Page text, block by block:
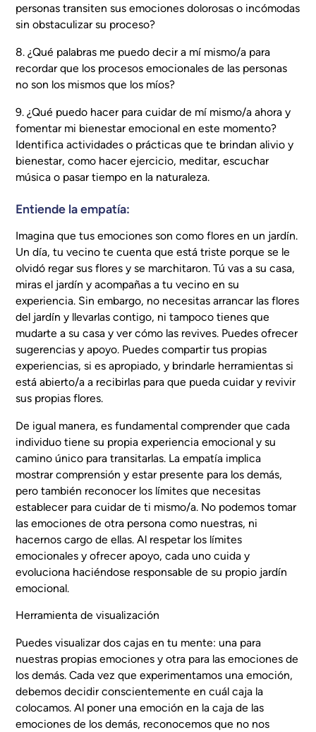
personas transiten sus emociones dolorosas o incómodas
sin obstaculizar su proceso?
8. ¿Qué palabras me puedo decir a mí mismo/a para
recordar que los procesos emocionales de las personas
no son los mismos que los míos?
9. ¿Qué puedo hacer para cuidar de mí mismo/a ahora y
fomentar mi bienestar emocional en este momento?
Identifica actividades o prácticas que te brindan alivio y
bienestar, como hacer ejercicio, meditar, escuchar
música o pasar tiempo en la naturaleza.
Entiende la empatía:
Imagina que tus emociones son como flores en un jardín.
Un día, tu vecino te cuenta que está triste porque se le
olvidó regar sus flores y se marchitaron. Tú vas a su casa,
miras el jardín y acompañas a tu vecino en su
experiencia. Sin embargo, no necesitas arrancar las flores
del jardín y llevarlas contigo, ni tampoco tienes que
mudarte a su casa y ver cómo las revives. Puedes ofrecer
sugerencias y apoyo. Puedes compartir tus propias
experiencias, si es apropiado, y brindarle herramientas si
está abierto/a a recibirlas para que pueda cuidar y revivir
sus propias flores.
De igual manera, es fundamental comprender que cada
individuo tiene su propia experiencia emocional y su
camino único para transitarlas. La empatía implica
mostrar comprensión y estar presente para los demás,
pero también reconocer los límites que necesitas
establecer para cuidar de ti mismo/a. No podemos tomar
las emociones de otra persona como nuestras, ni
hacernos cargo de ellas. Al respetar los límites
emocionales y ofrecer apoyo, cada uno cuida y
evoluciona haciéndose responsable de su propio jardín
emocional.
Herramienta de visualización
Puedes visualizar dos cajas en tu mente: una para
nuestras propias emociones y otra para las emociones de
los demás. Cada vez que experimentamos una emoción,
debemos decidir conscientemente en cuál caja la
colocamos. Al poner una emoción en la caja de las
emociones de los demás, reconocemos que no nos